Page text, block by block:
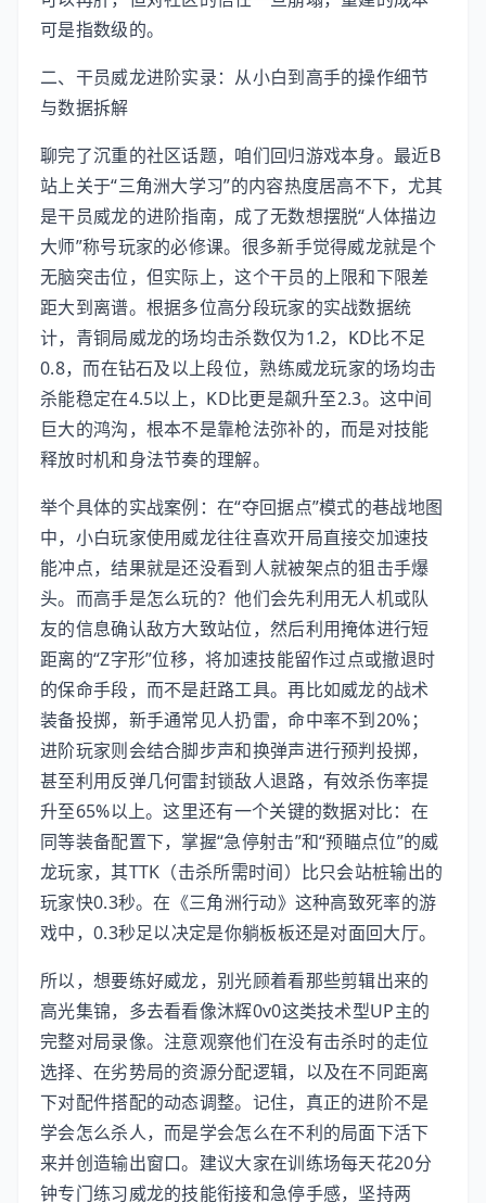
可是指数级的。
二、干员威龙进阶实录：从小白到高手的操作细节
与数据拆解
聊完了沉重的社区话题，咱们回归游戏本身。最近B
站上关于“三角洲大学习”的内容热度居高不下，尤其
是干员威龙的进阶指南，成了无数想摆脱“人体描边
大师”称号玩家的必修课。很多新手觉得威龙就是个
无脑突击位，但实际上，这个干员的上限和下限差
距大到离谱。根据多位高分段玩家的实战数据统
计，青铜局威龙的场均击杀数仅为1.2，KD比不足
0.8，而在钻石及以上段位，熟练威龙玩家的场均击
杀能稳定在4.5以上，KD比更是飙升至2.3。这中间
巨大的鸿沟，根本不是靠枪法弥补的，而是对技能
释放时机和身法节奏的理解。
举个具体的实战案例：在“夺回据点”模式的巷战地图
中，小白玩家使用威龙往往喜欢开局直接交加速技
能冲点，结果就是还没看到人就被架点的狙击手爆
头。而高手是怎么玩的？他们会先利用无人机或队
友的信息确认敌方大致站位，然后利用掩体进行短
距离的“Z字形”位移，将加速技能留作过点或撤退时
的保命手段，而不是赶路工具。再比如威龙的战术
装备投掷，新手通常见人扔雷，命中率不到20%；
进阶玩家则会结合脚步声和换弹声进行预判投掷，
甚至利用反弹几何雷封锁敌人退路，有效杀伤率提
升至65%以上。这里还有一个关键的数据对比：在
同等装备配置下，掌握“急停射击”和“预瞄点位”的威
龙玩家，其TTK（击杀所需时间）比只会站桩输出的
玩家快0.3秒。在《三角洲行动》这种高致死率的游
戏中，0.3秒足以决定是你躺板板还是对面回大厅。
所以，想要练好威龙，别光顾着看那些剪辑出来的
高光集锦，多去看看像沐辉0v0这类技术型UP主的
完整对局录像。注意观察他们在没有击杀时的走位
选择、在劣势局的资源分配逻辑，以及在不同距离
下对配件搭配的动态调整。记住，真正的进阶不是
学会怎么杀人，而是学会怎么在不利的局面下活下
来并创造输出窗口。建议大家在训练场每天花20分
钟专门练习威龙的技能衔接和急停手感，坚持两